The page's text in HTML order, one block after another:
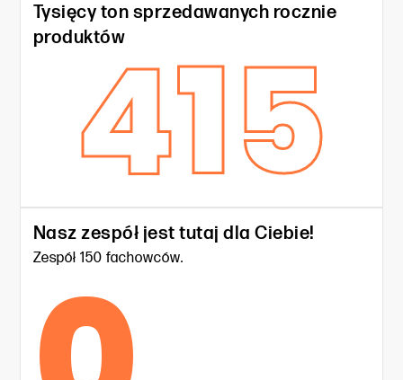
415
Tysięcy ton sprzedawanych rocznie
produktów
Nasz zespół jest tutaj dla Ciebie!
Zespół 150 fachowców.